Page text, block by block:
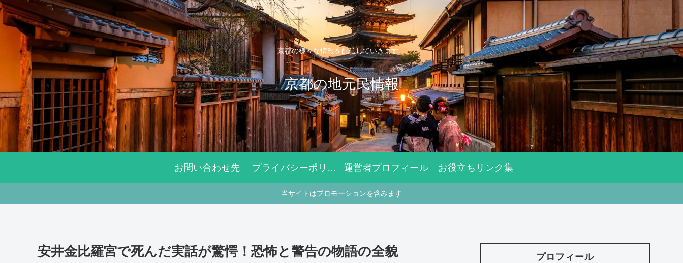
京都の様々な情報を配信していきます。
京都の地元民情報
お問い合わせ先 プライバシーポリシー 運営者プロフィール お役立ちリンク集
当サイトはプロモーションを含みます
安井金比羅宮で死んだ実話が驚愕！恐怖と警告の物語の全貌 プロフィール